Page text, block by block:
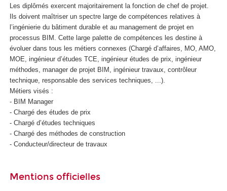
Les diplômés exercent majoritairement la fonction de chef de projet.
Ils doivent maîtriser un spectre large de compétences relatives à
l’ingénierie du bâtiment durable et au management de projet en
processus BIM. Cette large palette de compétences les destine à
évoluer dans tous les métiers connexes (Chargé d’affaires, MO, AMO,
MOE, ingénieur d’études TCE, ingénieur études de prix, ingénieur
méthodes, manager de projet BIM, ingénieur travaux, contrôleur
technique, responsable des services techniques, ...).
Métiers visés :
- BIM Manager
- Chargé des études de prix
- Chargé d’études techniques
- Chargé des méthodes de construction
- Conducteur/directeur de travaux
Mentions officielles